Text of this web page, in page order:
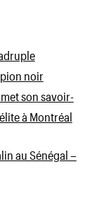
noir
son savoir-
à Montréal
au Sénégal –